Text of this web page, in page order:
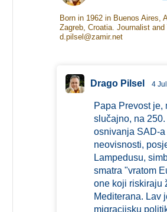
Born in 1962 in Buenos Aires,
Zagreb, Croatia. Journalist and
d.pilsel@zamir.net
Drago Pilsel 4 Jul
Papa Prevost je,
slučajno, na
osnivanja SAD-a
neovisnosti,
Lampedusu,
smatra "vratom
one koji riskiraju
Mediterana. Lav
migracijsku